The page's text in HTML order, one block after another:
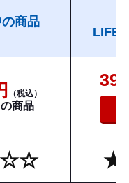
商品
商品